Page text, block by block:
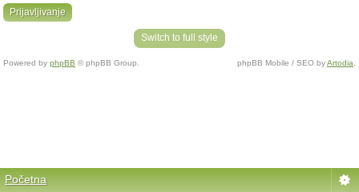
Prijavljivanje
Switch to full style
Powered by phpBB © phpBB Group. phpBB Mobile / SEO byArtodia
Početna